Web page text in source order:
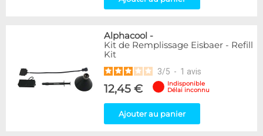
Alphacool -
Kit de Remplissage Eisbaer - Refill
Kit
3/5 - 1 avis
12,45 €
Indisponible
Délai inconnu
Ajouter au panier